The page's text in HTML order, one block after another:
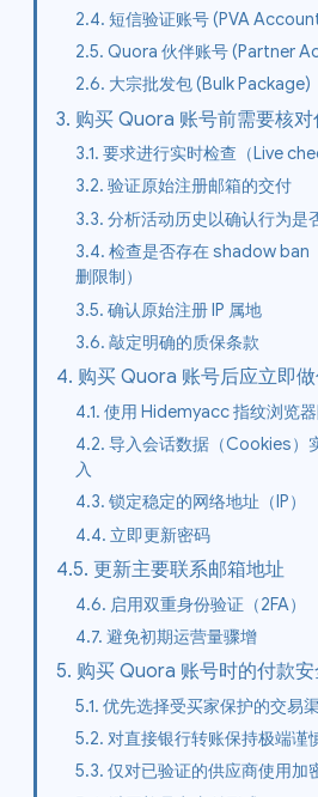
2.4. 短信验证账号 (PVA
2.5. Quora 伙伴账号 (Partner
2.6. 大宗批发包 (Bulk Package)
3. 购买 Quora 账号前需要核对
3.1. 要求进行实时检查（Live
3.2. 验证原始注册邮箱的交付
3.3. 分析活动历史以确认行为是
3.4. 检查是否存在 shadow ban
删限制）
3.5. 确认原始注册 IP 属地
3.6. 敲定明确的质保条款
4. 购买 Quora 账号后应立即
4.1. 使用 Hidemyacc 指纹浏览
4.2. 导入会话数据（Cookies）
入
4.3. 锁定稳定的网络地址（IP）
4.4. 立即更新密码
4.5. 更新主要联系邮箱地址
4.6. 启用双重身份验证（2FA）
4.7. 避免初期运营量骤增
5. 购买 Quora 账号时的付款
5.1. 优先选择受买家保护的交易
5.2. 对直接银行转账保持极端谨
5.3. 仅对已验证的供应商使用加